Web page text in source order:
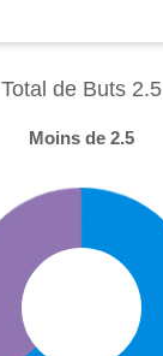
Total de Buts 2.5
Moins de 2.5